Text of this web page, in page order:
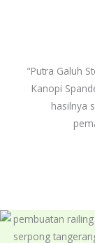
"Putra Galuh
Kanopi
hasilnya